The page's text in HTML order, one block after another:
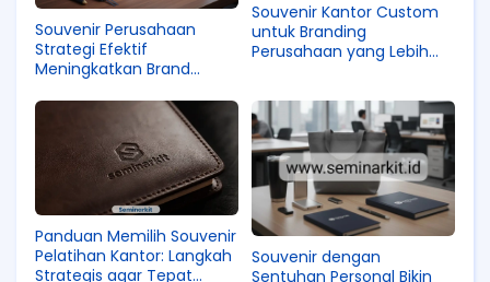
Souvenir Perusahaan
Strategi Efektif
Meningkatkan Brand
Pelanggan
Souvenir Kantor Custom
untuk Branding
Perusahaan yang Lebih
Panduan Memilih Souvenir
Pelatihan Kantor: Langkah
Strategis agar Tepat
Souvenir dengan
Sentuhan Personal Bikin